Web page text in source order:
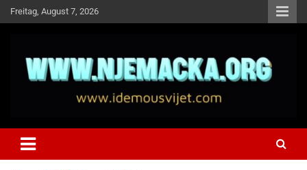
Skip
to
Freitag, August 7, 2026
Idemo u Svijet-Njemacka!